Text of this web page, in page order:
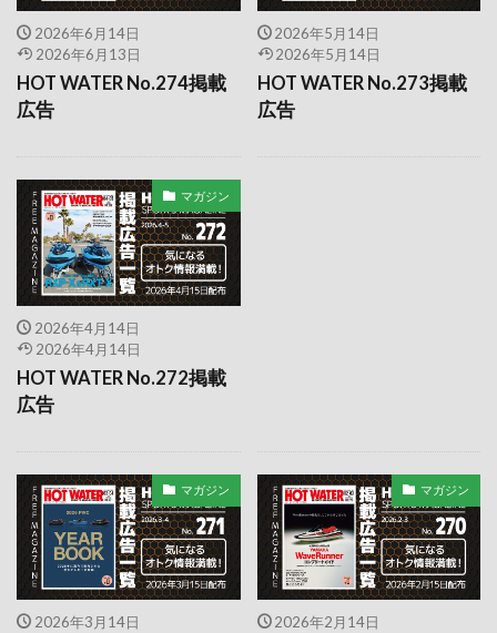
三成インターナショナル
三枚州
中古艇
中古艇フェア
中古艇評価士
中村一朗太
中部ジェットスポーツ連盟
中部ボートショー
九州ボートショー
俺の海
個人売買
全日本選手権シリーズ
写真投稿
利根大堰
北海道
十和田湖
原爆ドーム
地域ボートショー
官民合同水上訓練
宮古島
富士マリーナ
小原聡将
小型特殊船舶操縦士免許
小岩警察署
屈斜路湖
山口周防大島
山口県周防大島
岡田万里奈
工具 市川市消防局
広告
広島
慣らし運転
2026年6月14日
2026年6月13日
HOT WATER No.274掲載
広告
2026年5月14日
2026年5月14日
HOT WATER No.273掲載
広告
マガジン
2026年4月14日
2026年4月14日
HOT WATER No.272掲載
広告
マガジン
2026年3月14日
マガジン
2026年2月14日